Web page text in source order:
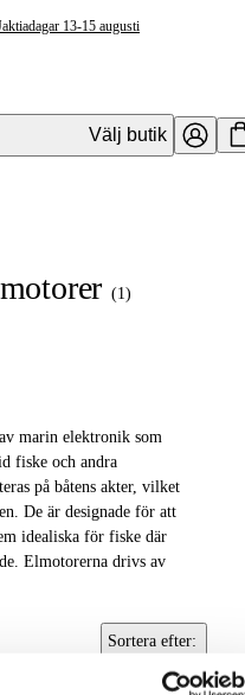
13-15 augusti
Välj butik
(1)
marin elektronik som
fiske och andra
på båtens akter, vilket
De är designade för att
idealiska för fiske där
Elmotorerna drivs av
Sortera efter: